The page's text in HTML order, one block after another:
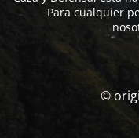
Para cualquier
©